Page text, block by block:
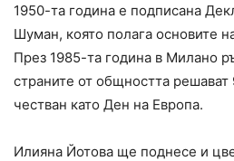
1950-та година е подписана
Шуман, която полага основите
През 1985-та година в Милано
страните от общността
честван като Ден на Европа.
Илияна Йотова ще поднесе и